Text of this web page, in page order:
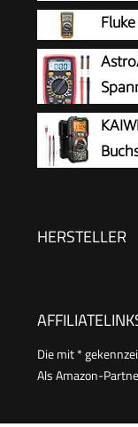
& Kapazität –
Elektriker, Kfz
KM100s
für Elektriker
HERSTELLER
Die mit *
Als Amazon-